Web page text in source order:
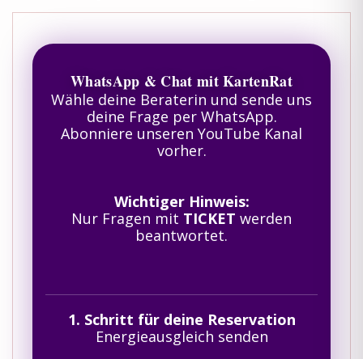
WhatsApp & Chat mit KartenRat
Wähle deine Beraterin und sende uns
deine Frage per WhatsApp.
Abonniere unseren YouTube Kanal
vorher.
Wichtiger Hinweis:
Nur Fragen mit TICKET werden
beantwortet.
1. Schritt für deine Reservation
Energieausgleich senden